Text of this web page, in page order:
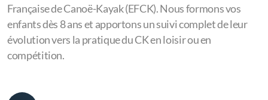
Française de Canoë-Kayak (EFCK). Nous formons vos
enfants dès 8 ans et apportons un suivi complet de leur
évolution vers la pratique du CK en loisir ou en
compétition.